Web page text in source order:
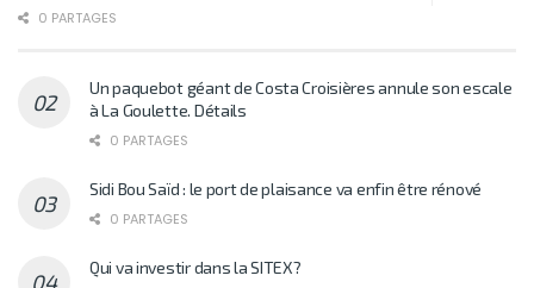
0 PARTAGES
Un paquebot géant de Costa Croisières annule son escale
à La Goulette. Détails
0 PARTAGES
Sidi Bou Saïd : le port de plaisance va enfin être rénové
0 PARTAGES
Qui va investir dans la SITEX?